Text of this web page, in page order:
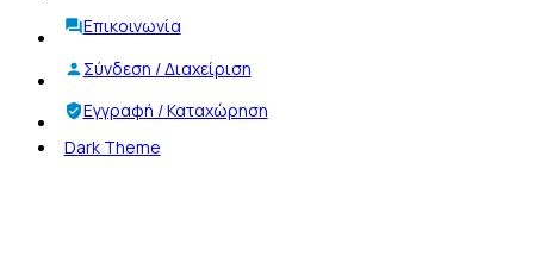
Επικοινωνία
Σύνδεση / Διαχείριση
Εγγραφή / Καταχώρηση
Dark Theme